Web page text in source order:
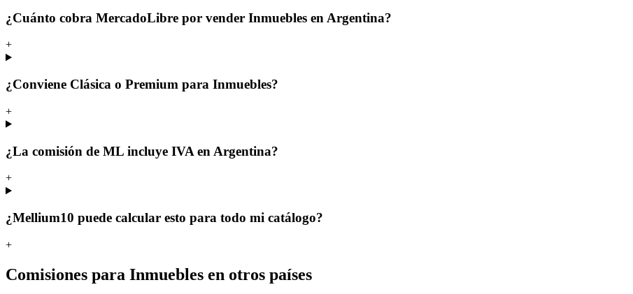
¿Cuánto cobra MercadoLibre por vender Inmuebles en Argentina?
+
¿Conviene Clásica o Premium para Inmuebles?
+
¿La comisión de ML incluye IVA en Argentina?
+
¿Mellium10 puede calcular esto para todo mi catálogo?
+
Comisiones para Inmuebles en otros países